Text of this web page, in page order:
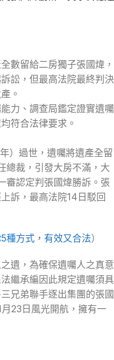
數留給二房獨子張國煒，
訟，但最高法院最終判決
。
力、調查局鑑定證實遺囑
符合法律要求。
）過世，遺囑將遺產全留
總裁，引發大房不滿，大
審認定判張國煒勝訴。張
訴，最高法院14日駁回
種方式，有效又合法）
遺，為確保遺囑人之真意
繼承編因此規定遺囑須具
兄弟聯手逐出集團的張國
月23日風光開航，擁有一